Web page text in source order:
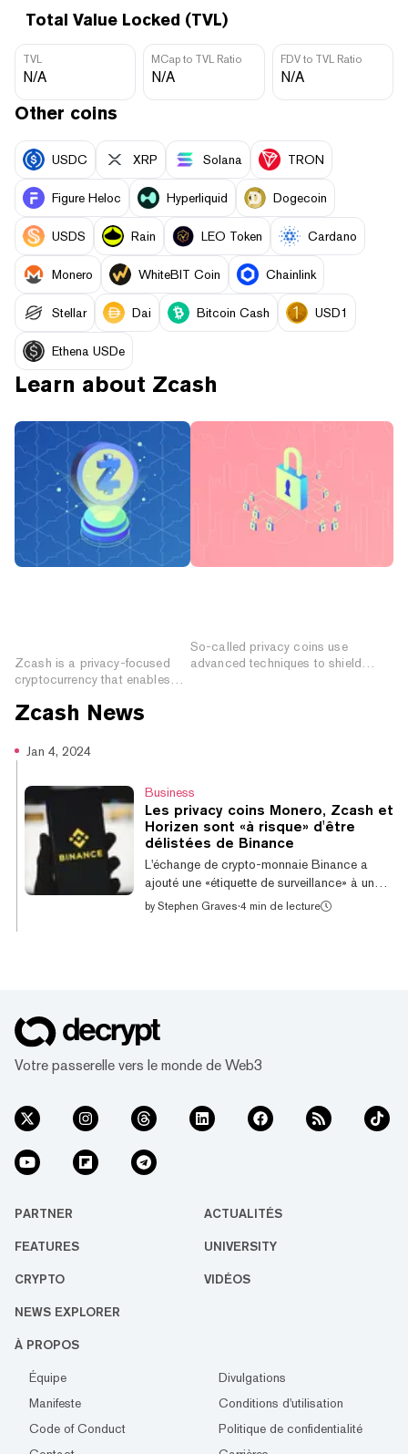
Total Value Locked (TVL)
TVL
N/A
MCap to TVL Ratio
N/A
FDV to TVL Ratio
N/A
Other coins
USDC XRP Solana TRON
Figure Heloc Hyperliquid Dogecoin
USDS Rain LEO Token Cardano
Monero WhiteBIT Coin Chainlink
Stellar Dai Bitcoin Cash USD1
Ethena USDe
Learn about Zcash
Zcash is a privacy-focused
cryptocurrency that enables
transactions by leveraging zk-
So-called privacy coins use
advanced techniques to shield
Zcash News
Jan 4, 2024
Business
Les privacy coins Monero, Zcash et
Horizen sont «à risque» d'être
délistées de Binance
L'échange de crypto-monnaie Binance a
ajouté une «étiquette de surveillance» à une
liste de cryptomonnaies, y compris les coins
autres jetons répertoriés» et sont
critères de cotation» et d'être retirés de l'é...
by Stephen Graves·4 min de lecture
Votre passerelle vers le monde de Web3
PARTNER ACTUALITÉS
FEATURES UNIVERSITY
CRYPTO VIDÉOS
NEWS EXPLORER
À PROPOS
Équipe
Divulgations
Manifeste
Conditions d'utilisation
Code of Conduct
Politique de confidentialité